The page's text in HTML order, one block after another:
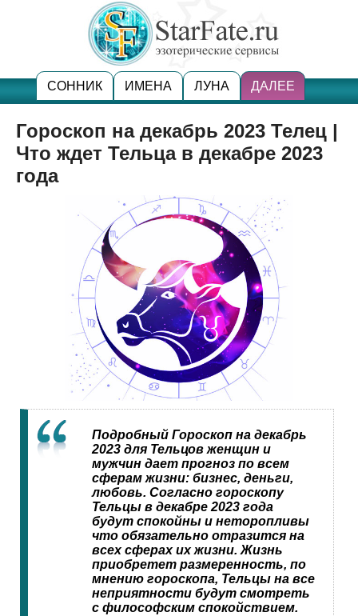
СОННИК ИМЕНА ЛУНА ДАЛЕЕ
Гороскоп на декабрь 2023 Телец |
Что ждет Тельца в декабре 2023
года
Подробный Гороскоп на декабрь
2023 для Тельцов женщин и
мужчин дает прогноз по всем
сферам жизни: бизнес, деньги,
любовь. Согласно гороскопу
Тельцы в декабре 2023 года
будут спокойны и неторопливы
что обязательно отразится на
всех сферах их жизни. Жизнь
приобретет размеренность, по
мнению гороскопа, Тельцы на все
неприятности будут смотреть
с философским спокойствием.